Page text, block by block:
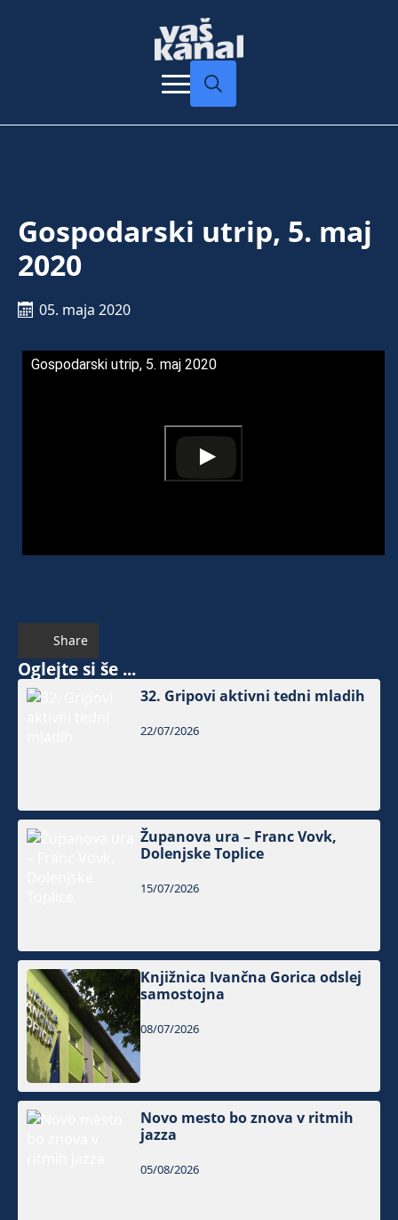
Gospodarski utrip, 5. maj
2020
05. maja 2020
Gospodarski utrip, 5. maj 2020
Share
Oglejte si še ...
32. Gripovi aktivni tedni mladih
22/07/2026
Županova ura – Franc Vovk,
Dolenjske Toplice
15/07/2026
Knjižnica Ivančna Gorica odslej
samostojna
08/07/2026
Novo mesto bo znova v ritmih
jazza
05/08/2026